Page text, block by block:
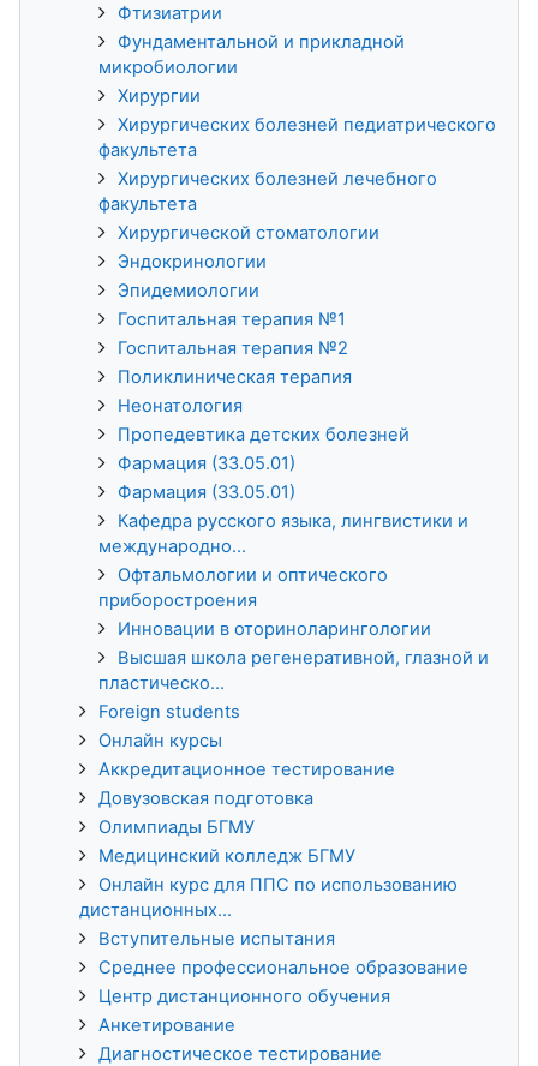
Фтизиатрии
Фундаментальной и прикладной
микробиологии
Хирургии
Хирургических болезней педиатрического
факультета
Хирургических болезней лечебного
факультета
Хирургической стоматологии
Эндокринологии
Эпидемиологии
Госпитальная терапия №1
Госпитальная терапия №2
Поликлиническая терапия
Неонатология
Пропедевтика детских болезней
Фармация (33.05.01)
Фармация (33.05.01)
Кафедра русского языка, лингвистики и
международно...
Офтальмологии и оптического
приборостроения
Инновации в оториноларингологии
Высшая школа регенеративной, глазной и
пластическо...
Foreign students
Онлайн курсы
Аккредитационное тестирование
Довузовская подготовка
Олимпиады БГМУ
Медицинский колледж БГМУ
Онлайн курс для ППС по использованию
дистанционных...
Вступительные испытания
Среднее профессиональное образование
Центр дистанционного обучения
Анкетирование
Диагностическое тестирование